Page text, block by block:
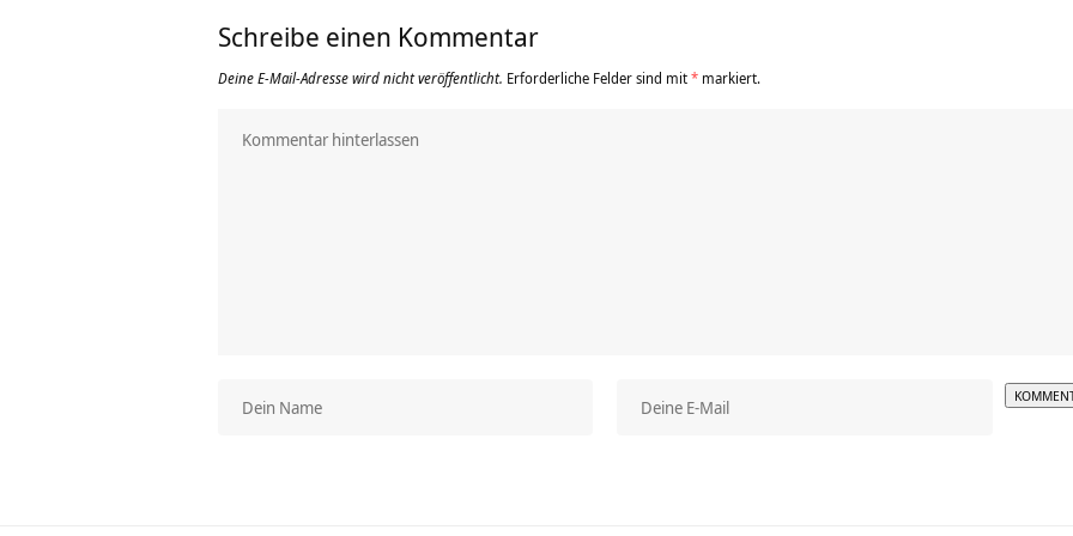
Schreibe einen Kommentar
Deine E-Mail-Adresse wird nicht veröffentlicht. Erforderliche Felder sind mit* markiert.